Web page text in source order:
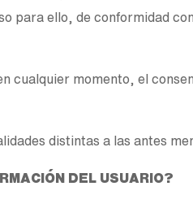
para ello, de conformidad
cualquier momento, el
distintas a las antes
DEL USUARIO?